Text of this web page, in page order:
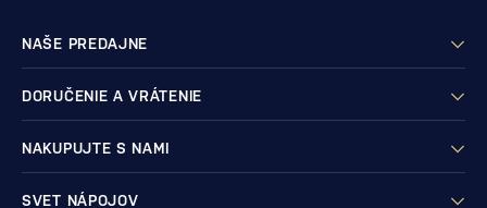
NAŠE PREDAJNE
DORUČENIE A VRÁTENIE
NAKUPUJTE S NAMI
SVET NÁPOJOV